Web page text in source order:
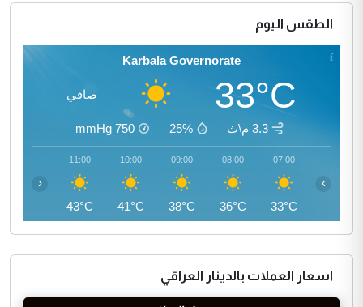
الطقس اليوم
Karbala Governorate
33°C صافي
3.3 م\ث 25%
750
mmHg
07:00
33°C
08:00
36°C
09:00
38°C
10:00
41°C
11:00
43°C
‹ ›
اسعار العملات بالدينار العراقي